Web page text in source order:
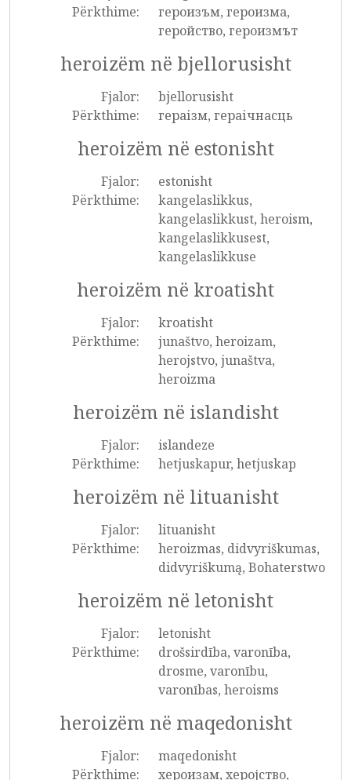
Përkthime:
героизъм, героизма,
геройство, героизмът
heroizëm në bjellorusisht
Fjalor:
bjellorusisht
Përkthime:
гераізм, гераічнасць
heroizëm në estonisht
Fjalor:
estonisht
Përkthime:
kangelaslikkus,
kangelaslikkust, heroism,
kangelaslikkusest,
kangelaslikkuse
heroizëm në kroatisht
Fjalor:
kroatisht
Përkthime:
junaštvo, heroizam,
herojstvo, junaštva,
heroizma
heroizëm në islandisht
Fjalor:
islandeze
Përkthime:
hetjuskapur, hetjuskap
heroizëm në lituanisht
Fjalor:
lituanisht
Përkthime:
heroizmas, didvyriškumas,
didvyriškumą, Bohaterstwo
heroizëm në letonisht
Fjalor:
letonisht
Përkthime:
drošsirdība, varonība,
drosme, varonību,
varonības, heroisms
heroizëm në maqedonisht
Fjalor:
maqedonisht
Përkthime:
хероизам, херојство,